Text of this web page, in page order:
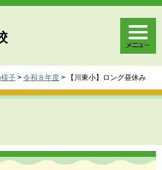
子 > 令和８年度 > 【川東小】ロング昼休み